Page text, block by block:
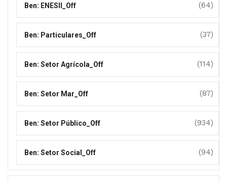
Ben: ENESII_Off (64)
Ben: Particulares_Off (37)
Ben: Setor Agrícola_Off (114)
Ben: Setor Mar_Off (87)
Ben: Setor Público_Off (934)
Ben: Setor Social_Off (94)